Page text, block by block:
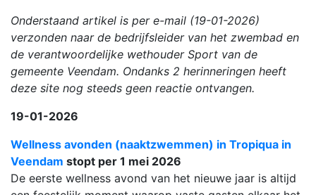
Onderstaand artikel is per e-mail (19-01-2026)
verzonden naar de bedrijfsleider van het zwembad en
de verantwoordelijke wethouder Sport van de
gemeente Veendam. Ondanks 2 herinneringen heeft
deze site nog steeds geen reactie ontvangen.
19-01-2026
Wellness avonden (naaktzwemmen) in Tropiqua in
Veendam stopt per 1 mei 2026
De eerste wellness avond van het nieuwe jaar is altijd